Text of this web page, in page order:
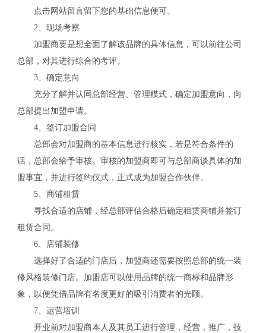
关
点击网站留言留下您的基础信息便可。
2、现场考察
加盟商要是想全面了解该品牌的具体信息，可以前往公司
总部，对其进行综合的考评。
3、确定意向
充分了解并认同总部经营、管理模式，确定加盟意向，向
总部提出加盟申请。
4、签订加盟合同
总部会对加盟商的基本信息进行核实，若是符合条件的
话，总部会给予审核。审核的加盟商即可与总部商谈具体的加
盟事宜，并进行签约仪式，正式成为加盟合作伙伴。
5、商铺租赁
寻找合适的店铺，经总部评估合格后确定租赁商铺并签订
租赁合同。
6、店铺装修
选择好了合适的门店后，加盟商还需要按照总部的统一装
修风格装修门店。加盟店可以使用品牌的统一商标和品牌形
象，以便凭借品牌有名度更好的吸引消费者的光顾。
7、运营培训
开业前对加盟商本人及其员工进行管理，经营，推广，技